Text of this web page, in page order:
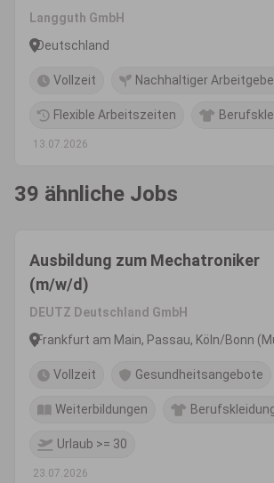
Servicetechniker im weltweiten
Außendienst (m/w/d)
Langguth GmbH
Deutschland
Vollzeit Nachhaltiger
Flexible Arbeitszeiten
13.07.2026
39 ähnliche Jobs
Ausbildung zum Mechatroniker
(m/w/d)
DEUTZ Deutschland GmbH
Frankfurt am Main, Passau, Köln/Bonn
Vollzeit Gesundheitsangebote
Weiterbildungen
Urlaub >= 30
23.07.2026